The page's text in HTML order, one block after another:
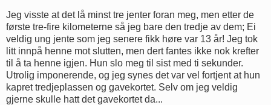
Jeg visste at det lå minst tre jenter foran meg, men etter de
første tre-fire kilometerne så jeg bare den tredje av dem; Ei
veldig ung jente som jeg senere fikk høre var 13 år! Jeg tok
litt innpå henne mot slutten, men dert fantes ikke nok krefter
til å ta henne igjen. Hun slo meg til sist med ti sekunder.
Utrolig imponerende, og jeg synes det var vel fortjent at hun
kapret tredjeplassen og gavekortet. Selv om jeg veldig
gjerne skulle hatt det gavekortet da...